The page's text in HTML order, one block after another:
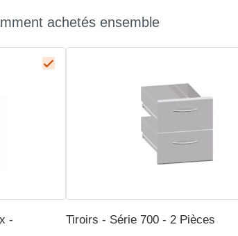
achetés ensemble
-
Tiroirs - Série 700 - 2 Pièces